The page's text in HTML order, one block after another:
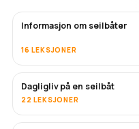
Informasjon om seilbåter
16 LEKSJONER
Dagligliv på en seilbåt
22 LEKSJONER